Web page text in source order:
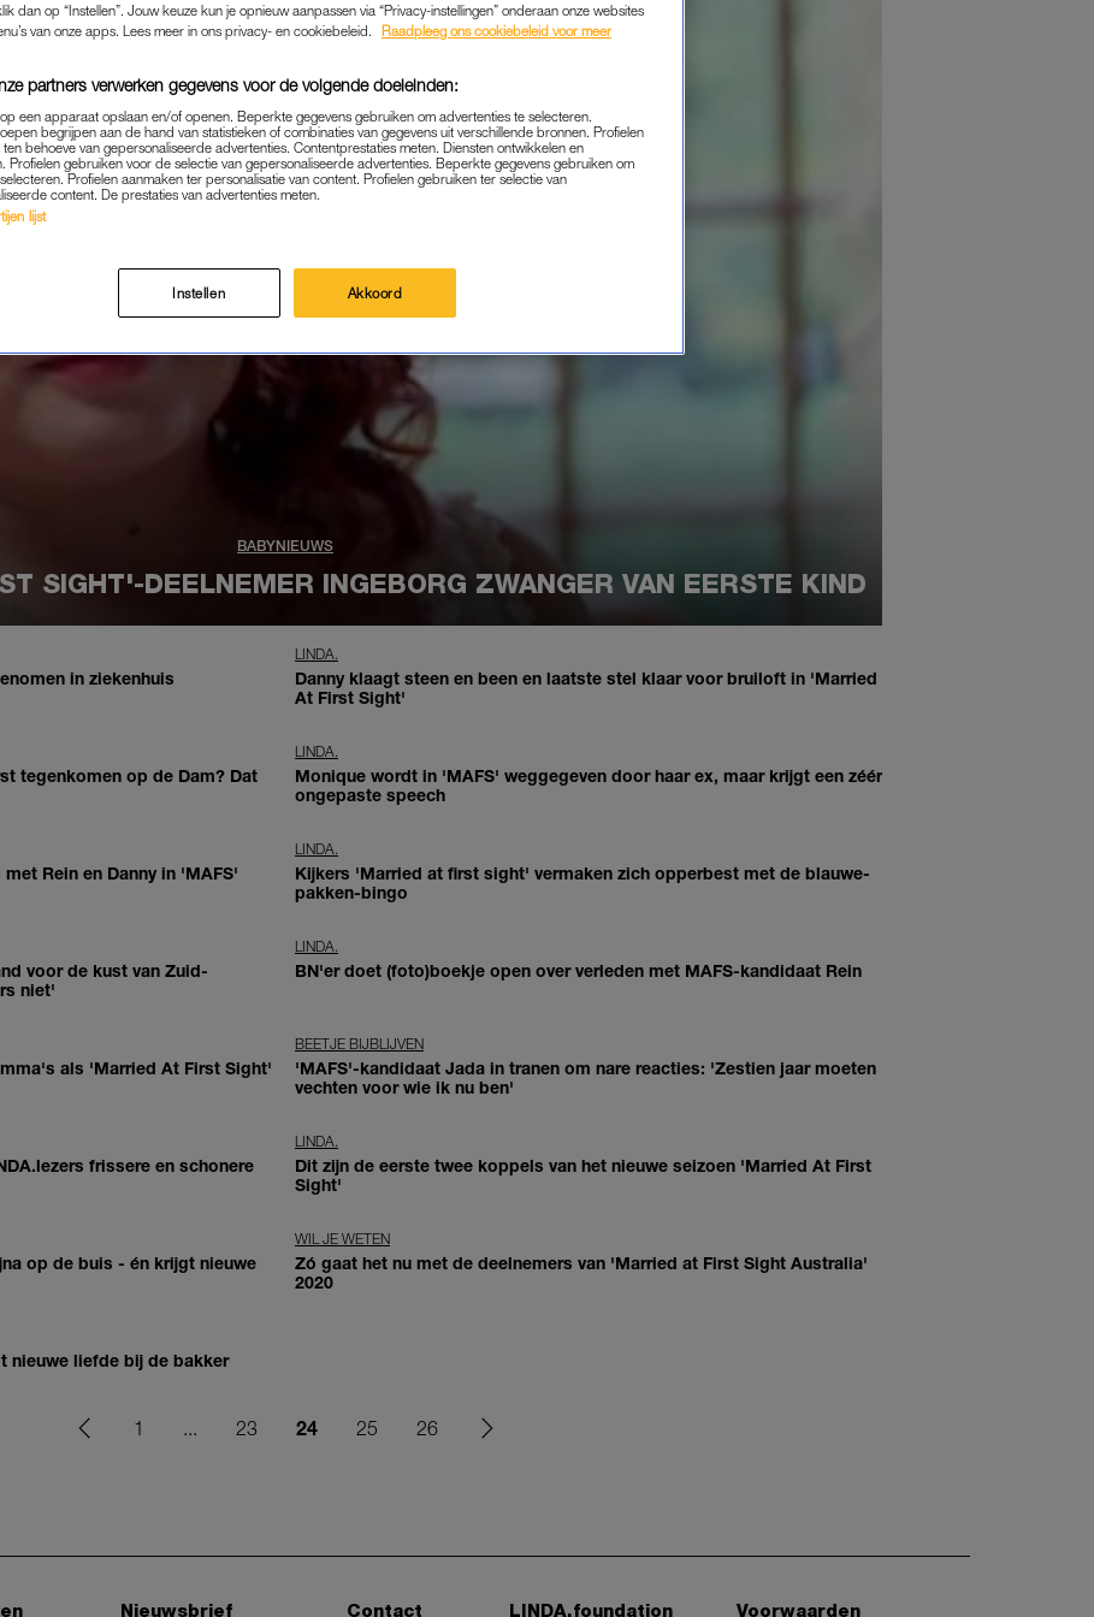
BABYNIEUWS
SIGHT'-DEELNEMER INGEBORG ZWANGER VAN EERSTE KIND
in ziekenhuis
LINDA.
Danny klaagt steen en been en laatste stel klaar voor bruiloft in 'Married
At First Sight'
tegenkomen op de Dam? Dat
LINDA.
Monique wordt in 'MAFS' weggegeven door haar ex, maar krijgt een zéér
ongepaste speech
Rein en Danny in 'MAFS'
LINDA.
Kijkers 'Married at first sight' vermaken zich opperbest met de blauwe-
pakken-bingo
voor de kust van Zuid-
niet'
LINDA.
BN'er doet (foto)boekje open over verleden met MAFS-kandidaat Rein
als 'Married At First Sight'
BEETJE BIJBLIJVEN
'MAFS'-kandidaat Jada in tranen om nare reacties: 'Zestien jaar moeten
vechten voor wie ik nu ben'
frissere en schonere
LINDA.
Dit zijn de eerste twee koppels van het nieuwe seizoen 'Married At First
Sight'
op de buis - én krijgt nieuwe
WIL JE WETEN
Zó gaat het nu met de deelnemers van 'Married at First Sight Australia'
2020
nieuwe liefde bij de bakker
1 ... 23 24 25 26
Nieuwsbrief Contact LINDA.foundation Voorwaarden
dan op “Instellen”. Jouw keuze kun je opnieuw aanpassen via “Privacy-instellingen” onderaan onze websites
van onze apps. Lees meer in ons privacy- en cookiebeleid.
Raadpleeg ons cookiebeleid voor meer
partners verwerken gegevens voor de volgende doeleinden:
op een apparaat opslaan en/of openen. Beperkte gegevens gebruiken om advertenties te selecteren.
begrijpen aan de hand van statistieken of combinaties van gegevens uit verschillende bronnen. Profielen
behoeve van gepersonaliseerde advertenties. Contentprestaties meten. Diensten ontwikkelen en
Profielen gebruiken voor de selectie van gepersonaliseerde advertenties. Beperkte gegevens gebruiken om
Profielen aanmaken ter personalisatie van content. Profielen gebruiken ter selectie van
content. De prestaties van advertenties meten.
lijst
Instellen Akkoord